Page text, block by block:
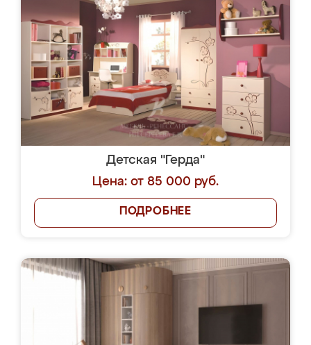
Детская "Герда"
Цена: от 85 000 руб.
ПОДРОБНЕЕ